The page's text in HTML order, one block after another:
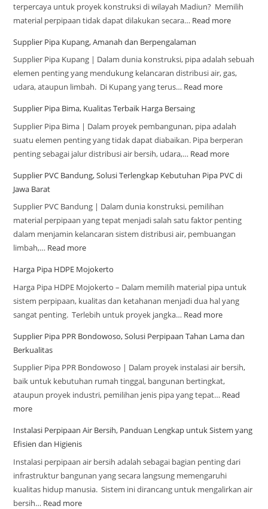
terpercaya untuk proyek konstruksi di wilayah Madiun? Memilih
material perpipaan tidak dapat dilakukan secara… Read more
Supplier Pipa Kupang, Amanah dan Berpengalaman
Supplier Pipa Kupang | Dalam dunia konstruksi, pipa adalah sebuah
elemen penting yang mendukung kelancaran distribusi air, gas,
udara, ataupun limbah. Di Kupang yang terus… Read more
Supplier Pipa Bima, Kualitas Terbaik Harga Bersaing
Supplier Pipa Bima | Dalam proyek pembangunan, pipa adalah
suatu elemen penting yang tidak dapat diabaikan. Pipa berperan
penting sebagai jalur distribusi air bersih, udara,… Read more
Supplier PVC Bandung, Solusi Terlengkap Kebutuhan Pipa PVC di
Jawa Barat
Supplier PVC Bandung | Dalam dunia konstruksi, pemilihan
material perpipaan yang tepat menjadi salah satu faktor penting
dalam menjamin kelancaran sistem distribusi air, pembuangan
limbah,… Read more
Harga Pipa HDPE Mojokerto
Harga Pipa HDPE Mojokerto – Dalam memilih material pipa untuk
sistem perpipaan, kualitas dan ketahanan menjadi dua hal yang
sangat penting. Terlebih untuk proyek jangka… Read more
Supplier Pipa PPR Bondowoso, Solusi Perpipaan Tahan Lama dan
Berkualitas
Supplier Pipa PPR Bondowoso | Dalam proyek instalasi air bersih,
baik untuk kebutuhan rumah tinggal, bangunan bertingkat,
ataupun proyek industri, pemilihan jenis pipa yang tepat… Read
more
Instalasi Perpipaan Air Bersih, Panduan Lengkap untuk Sistem yang
Efisien dan Higienis
Instalasi perpipaan air bersih adalah sebagai bagian penting dari
infrastruktur bangunan yang secara langsung memengaruhi
kualitas hidup manusia. Sistem ini dirancang untuk mengalirkan air
bersih… Read more